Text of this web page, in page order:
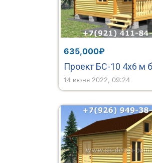
635,000₽
14 июня 2022, 09:24